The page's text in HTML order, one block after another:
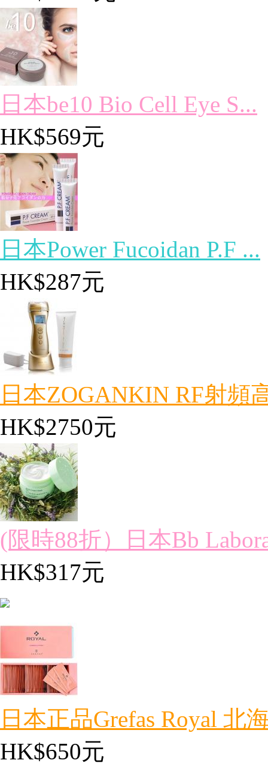
日本be10 Bio Cell Eye S...
HK$569元
日本Power Fucoidan P.F ...
HK$287元
日本ZOGANKIN RF射頻
HK$2750元
(限時88折）日本Bb
HK$317元
日本正品Grefas Royal 北
HK$650元